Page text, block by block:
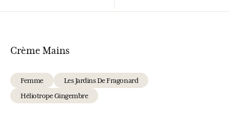
Crème Mains
Femme
Les Jardins De Fragonard
Héliotrope Gingembre